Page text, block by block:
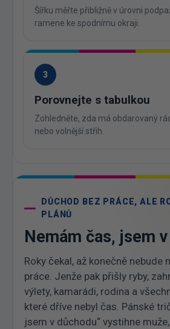
Šířku měřte přibližně v úrovni
ramene ke spodnímu okraji.
3
Porovnejte s tabulkou
Zohledněte, zda má obdarovaný
nebo volnější střih.
DŮCHOD BEZ PRÁCE, ALE
PLÁNŮ
Nemám čas, jsem
Roky čekal, až konečně nebude
práce. Jenže pak přišly ryby,
výlety, kamarádi, rodina a
které dříve nebyl čas. Pánské
jsem v důchodu“ vystihne